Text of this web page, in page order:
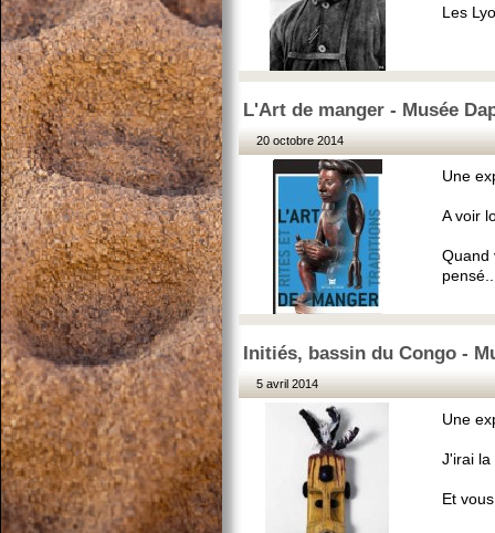
Les
L'Art de manger - Musée
20 octobre 2014
Une
A voir
Quand
Initiés, bassin du Congo -
5 avril 2014
Une
J'irai la
Et